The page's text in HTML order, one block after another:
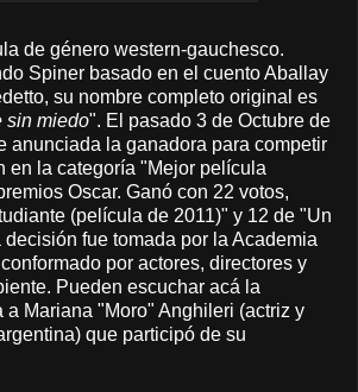
de género western-gauchesco.
Spiner basado en el cuento Aballay
su nombre completo original es
sin miedo". El pasado 3 de Octubre de
anunciada la ganadora para competir
en la categoría "Mejor película
Oscar. Ganó con 22 votos,
(película de 2011)" y 12 de "Un
fue tomada por la Academia
por actores, directores y
Pueden escuchar acá la
a Mariana "Moro" Anghileri (actriz y
que participó de su